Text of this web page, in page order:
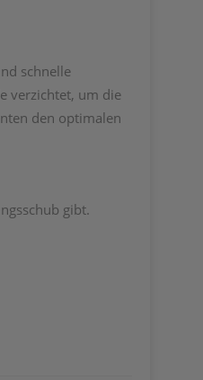
schnelle
verzichtet, um die
den optimalen
gibt.